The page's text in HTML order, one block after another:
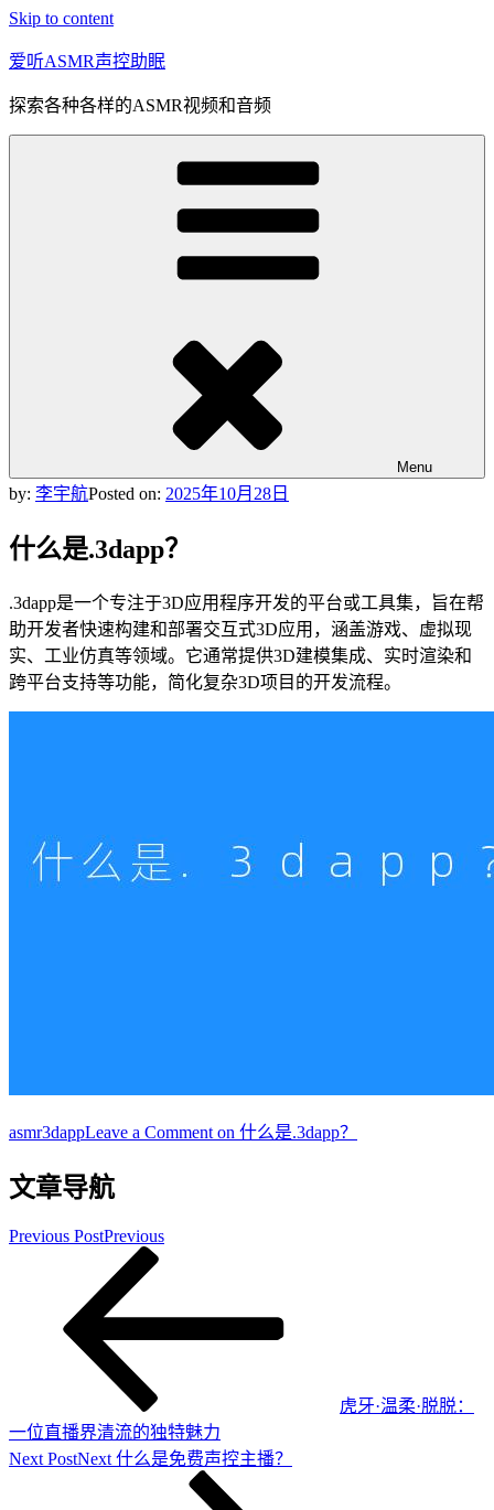
Skip to content
爱听ASMR声控助眠
探索各种各样的ASMR视频和音频
Menu
by: 李宇航Posted on: 2025年10月28日
什么是.3dapp？
.3dapp是一个专注于3D应用程序开发的平台或工具集，旨在帮
助开发者快速构建和部署交互式3D应用，涵盖游戏、虚拟现
实、工业仿真等领域。它通常提供3D建模集成、实时渲染和
跨平台支持等功能，简化复杂3D项目的开发流程。
asmr3dappLeave a Comment on 什么是.3dapp？
文章导航
Previous PostPrevious
虎牙·温柔·脱脱：
一位直播界清流的独特魅力
Next PostNext 什么是免费声控主播？